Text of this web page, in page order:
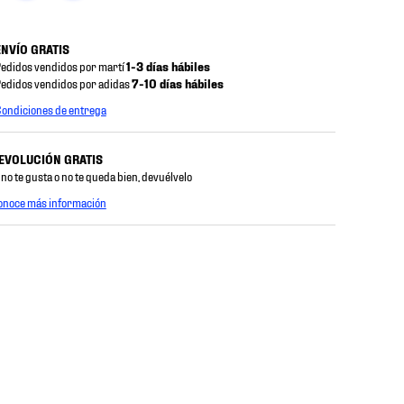
GRATIS
vendidos por martí1-3 días hábiles
vendidos por adidas7-10 días hábiles
de entrega
GRATIS
te gusta o no te queda bien, devuélvelo
más información